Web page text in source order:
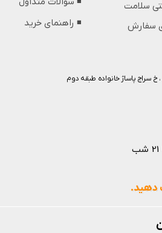
خ سراج پاساژ خانواده طبقه دوم
دهید.
◾️ راهنمای خرید
سلامت
سفارش